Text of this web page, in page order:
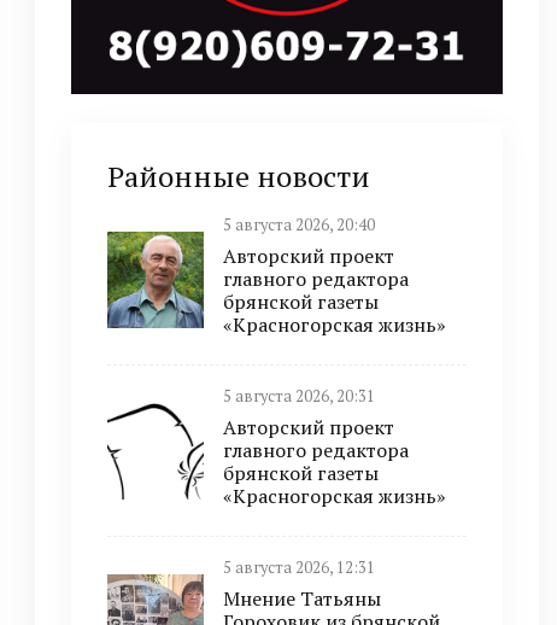
Районные новости
5 августа 2026, 20:40
Авторский проект
главного редактора
брянской газеты
«Красногорская жизнь»
5 августа 2026, 20:31
Авторский проект
главного редактора
брянской газеты
«Красногорская жизнь»
5 августа 2026, 12:31
Мнение Татьяны